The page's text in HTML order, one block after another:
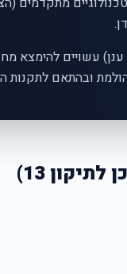
עשויים להימצא
ובהתאם לתקנות